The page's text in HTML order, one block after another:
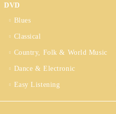
DVD
Blues
Classical
Country, Folk & World Music
Dance & Electronic
Easy Listening